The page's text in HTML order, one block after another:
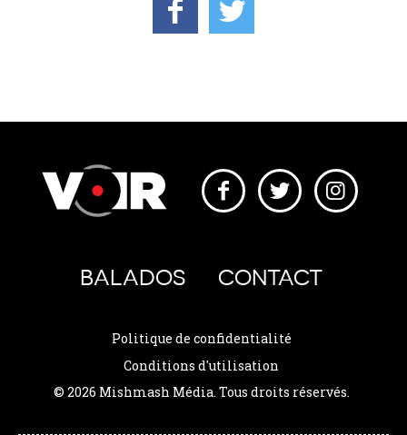
BALADOS CONTACT
Politique de confidentialité
Conditions d'utilisation
© 2026 Mishmash Média. Tous droits réservés.